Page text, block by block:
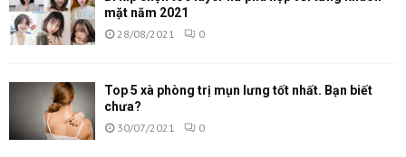
mặt năm 2021
28/08/2021 0
Top 5 xà phòng trị mụn lưng tốt nhất. Bạn biết
chưa?
30/07/2021 0